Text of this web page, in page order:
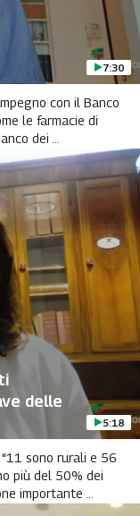
7:30
con il Banco
le farmacie di
dei ...
delle
5:18
sono rurali e 56
più del 50% dei
importante ...